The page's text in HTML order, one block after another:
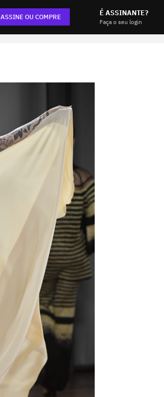
ASSINE OU COMPRE É ASSINANTE?
Faça o seu login